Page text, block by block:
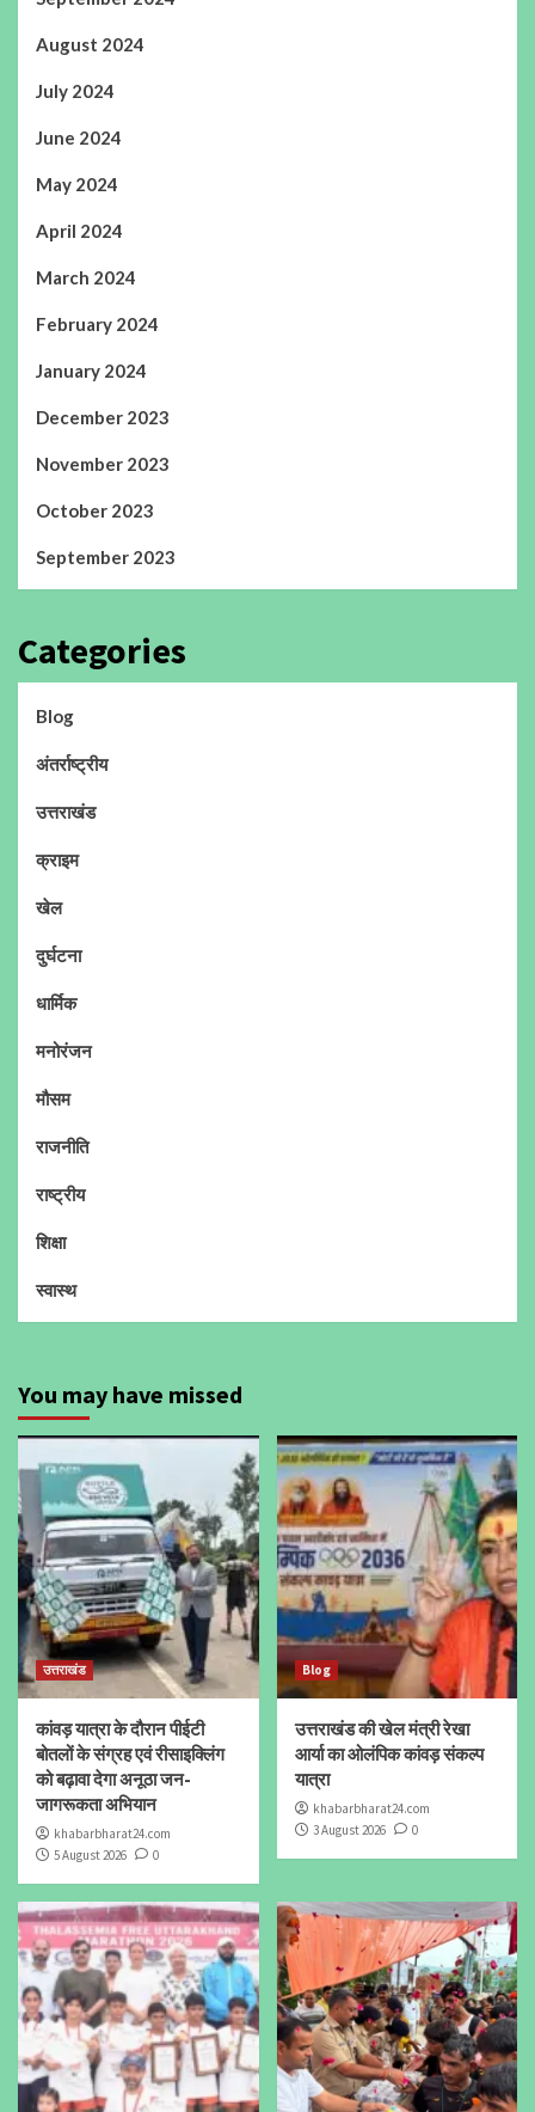
August 2024
July 2024
June 2024
May 2024
April 2024
March 2024
February 2024
January 2024
December 2023
November 2023
October 2023
September 2023
Categories
Blog
अंतर्राष्ट्रीय
उत्तराखंड
क्राइम
खेल
दुर्घटना
धार्मिक
मनोरंजन
मौसम
राजनीति
राष्ट्रीय
शिक्षा
स्वास्थ
You may have missed
उत्तराखंड
कांवड़ यात्रा के दौरान पीईटी
बोतलों के संग्रह एवं रीसाइक्लिंग
को बढ़ावा देगा अनूठा जन-
जागरूकता अभियान
khabarbharat24.com
5 August 2026
0
Blog
उत्तराखंड की खेल मंत्री रेखा
आर्या का ओलंपिक कांवड़ संकल्प
यात्रा
khabarbharat24.com
3 August 2026
0